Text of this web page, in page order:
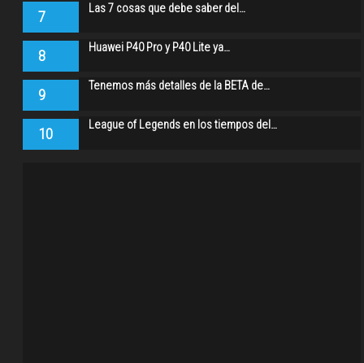
7 Las 7 cosas que debe saber del…
8 Huawei P40 Pro y P40 Lite ya…
9 Tenemos más detalles de la BETA de…
10 League of Legends en los tiempos del…